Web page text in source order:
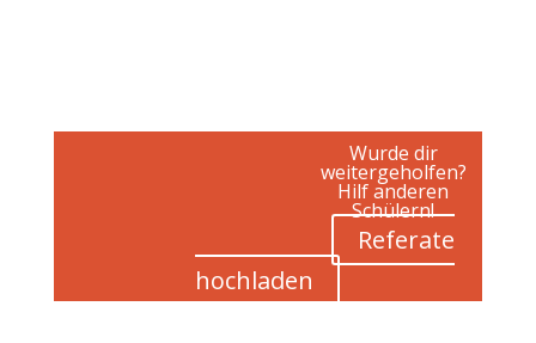
Wurde dir
weitergeholfen?
Hilf anderen
Schülern!
Referate
hochladen